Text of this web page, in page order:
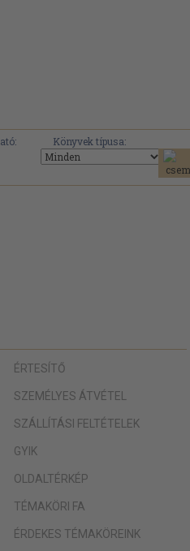
Könyvek típusa:
ÉRTESÍTŐ
SZEMÉLYES ÁTVÉTEL
SZÁLLÍTÁSI FELTÉTELEK
GYIK
OLDALTÉRKÉP
TÉMAKÖRI FA
ÉRDEKES TÉMAKÖREINK